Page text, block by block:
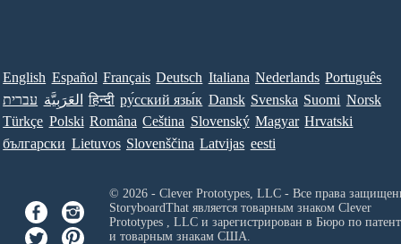
English Español Français Deutsch Italiana Nederlands Português
עברית العَرَبِيَّة हिन्दी ру́сский язы́к Dansk Svenska Suomi Norsk
Türkçe Polski Româna Ceština Slovenský Magyar Hrvatski
български Lietuvos Slovenščina Latvijas eesti
© 2026 - Clever Prototypes, LLC - Все права
StoryboardThat является товарным знаком Clever
Prototypes , LLCи зарегистрирован в Бюро по
и товарным знакам США.